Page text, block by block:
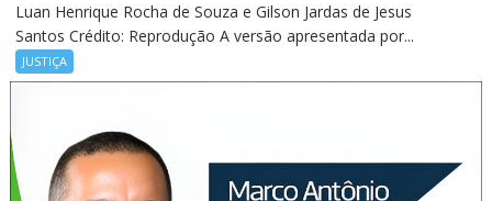
Luan Henrique Rocha de Souza e Gilson Jardas de Jesus
Santos Crédito: Reprodução A versão apresentada por...
JUSTIÇA